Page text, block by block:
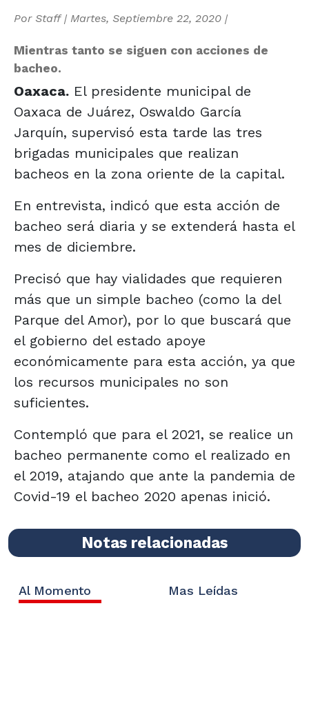
Por Staff| Martes, Septiembre 22, 2020 |
Mientras tanto se siguen con acciones de
bacheo.
Oaxaca. El presidente municipal de
Oaxaca de Juárez, Oswaldo García
Jarquín, supervisó esta tarde las tres
brigadas municipales que realizan
bacheos en la zona oriente de la capital.
En entrevista, indicó que esta acción de
bacheo será diaria y se extenderá hasta el
mes de diciembre.
Precisó que hay vialidades que requieren
más que un simple bacheo (como la del
Parque del Amor), por lo que buscará que
el gobierno del estado apoye
económicamente para esta acción, ya que
los recursos municipales no son
suficientes.
Contempló que para el 2021, se realice un
bacheo permanente como el realizado en
el 2019, atajando que ante la pandemia de
Covid-19 el bacheo 2020 apenas inició.
Notas relacionadas
Al Momento Mas Leídas